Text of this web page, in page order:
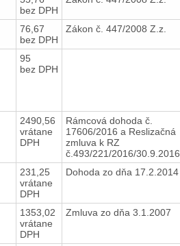
bez DPH
76,67
bez DPH
Zákon č. 447/2008 Z.z.
95
bez DPH
2490,56
vrátane
DPH
Rámcová dohoda č.
17606/2016 a Reslizačná
zmluva k RZ
č.493/221/2016/30.9.2016
231,25
vrátane
DPH
Dohoda zo dňa 17.2.2014
1353,02
vrátane
DPH
Zmluva zo dňa 3.1.2007